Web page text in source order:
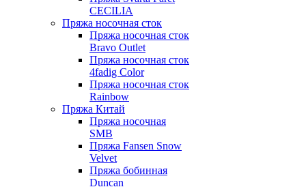
CECILIA
Пряжа носочная сток
Пряжа носочная сток
Bravo Outlet
Пряжа носочная сток
4fadig Color
Пряжа носочная сток
Rainbow
Пряжа Китай
Пряжа носочная
SMB
Пряжа Fansen Snow
Velvet
Пряжа бобинная
Duncan